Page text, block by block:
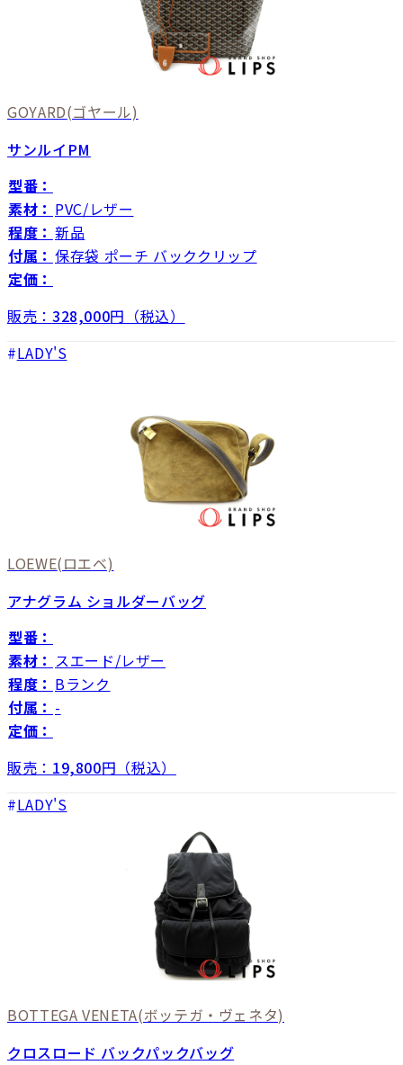
GOYARD(ゴヤール)
サンルイPM
型番：
素材： PVC/レザー
程度： 新品
付属： 保存袋 ポーチ バッククリップ
定価：
販売： 328,000円（税込）
LADY'S
LOEWE(ロエベ)
アナグラム ショルダーバッグ
型番：
素材： スエード/レザー
程度： Bランク
付属： -
定価：
販売： 19,800円（税込）
LADY'S
BOTTEGA VENETA(ボッテガ・ヴェネタ)
クロスロード バックパックバッグ